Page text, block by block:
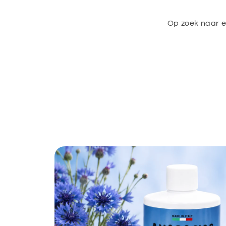
Op zoek naar
Ga direct naar
productinformatie